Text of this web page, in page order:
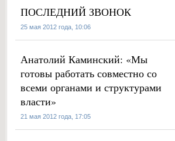
ПОСЛЕДНИЙ ЗВОНОК
25 мая 2012 года, 10:06
Анатолий Каминский: «Мы
готовы работать совместно со
всеми органами и структурами
власти»
21 мая 2012 года, 17:05